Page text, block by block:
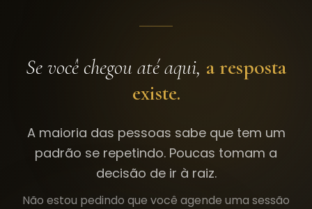
Se você chegou até aqui, a resposta
existe.
A maioria das pessoas sabe que tem um
padrão se repetindo. Poucas tomam a
decisão de ir à raiz.
Não estou pedindo que você agende uma sessão